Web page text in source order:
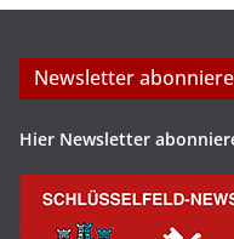
Newsletter
Hier Newsletter